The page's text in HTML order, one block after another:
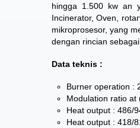
hingga 1.500 kw an
Incinerator, Oven,
mikroprosesor, yang
dengan rincian sebagai
Data teknis :
Burner operation :
Modulation ratio at
Heat output : 486/
Heat output : 418/